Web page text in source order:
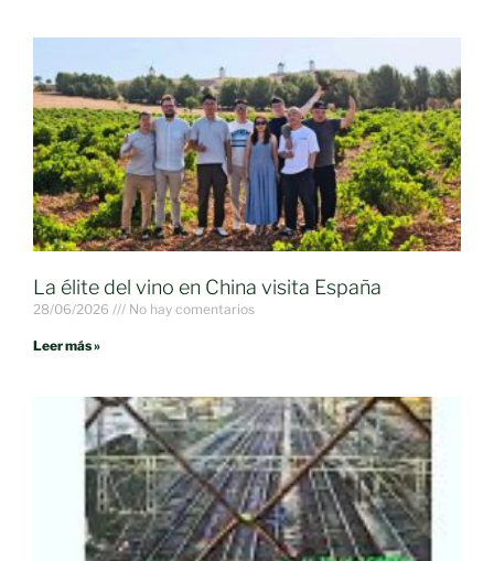
La élite del vino en China visita España
28/06/2026 No hay comentarios
Leer más »